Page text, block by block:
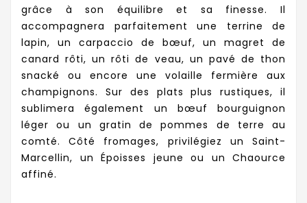
grâce à son équilibre et sa finesse. Il
accompagnera parfaitement une terrine de
lapin, un carpaccio de bœuf, un magret de
canard rôti, un rôti de veau, un pavé de thon
snacké ou encore une volaille fermière aux
champignons. Sur des plats plus rustiques, il
sublimera également un bœuf bourguignon
léger ou un gratin de pommes de terre au
comté. Côté fromages, privilégiez un Saint-
Marcellin, un Époisses jeune ou un Chaource
affiné.